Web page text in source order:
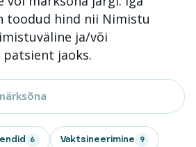
toodud hind nii Nimistu
ja/või
jaoks.
6 Vaktsineerimine 9